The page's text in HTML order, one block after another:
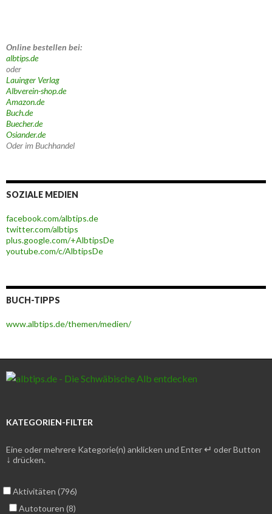
Online bestellen bei:
albtips.de
oder
Lauinger Verlag
Albverein-shop.de
Amazon.de
Buch.de
Buecher.de
Osiander.de
Oder im Buchhandel
SOZIALE MEDIEN
facebook.com/albtips.de
twitter.com/albtips
plus.google.com/+AlbtipsDe
youtube.com/c/AlbtipsDe
BUCH-TIPPS
www.albtips.de/themen/medien/
KATEGORIEN-FILTER
Eine oder mehrere Kategorie(n) anklicken und Enter ↵ oder Button
↓ drücken.
Aktivitäten (796)
Autotouren (8)